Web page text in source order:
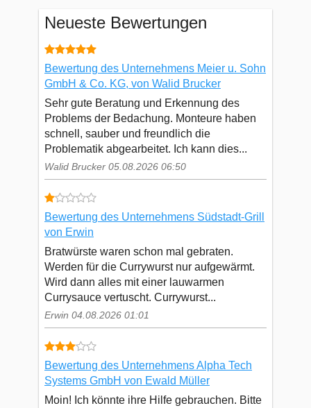
Neueste Bewertungen
Bewertung des Unternehmens Meier u. Sohn
GmbH & Co. KG, von Walid Brucker
Sehr gute Beratung und Erkennung des
Problems der Bedachung. Monteure haben
schnell, sauber und freundlich die
Problematik abgearbeitet. Ich kann dies...
Walid Brucker 05.08.2026 06:50
Bewertung des Unternehmens Südstadt-Grill
von Erwin
Bratwürste waren schon mal gebraten.
Werden für die Currywurst nur aufgewärmt.
Wird dann alles mit einer lauwarmen
Currysauce vertuscht. Currywurst...
Erwin 04.08.2026 01:01
Bewertung des Unternehmens Alpha Tech
Systems GmbH von Ewald Müller
Moin! Ich könnte ihre Hilfe gebrauchen. Bitte